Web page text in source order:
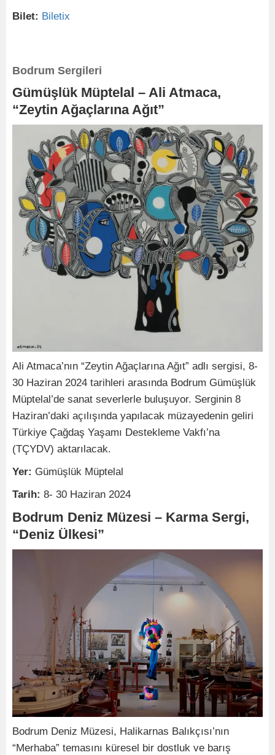
Bilet: Biletix
Bodrum Sergileri
Gümüşlük Müptelal – Ali Atmaca,
“Zeytin Ağaçlarına Ağıt”
Ali Atmaca’nın “Zeytin Ağaçlarına Ağıt” adlı sergisi, 8-
30 Haziran 2024 tarihleri arasında Bodrum Gümüşlük
Müptelal’de sanat severlerle buluşuyor. Serginin 8
Haziran’daki açılışında yapılacak müzayedenin geliri
Türkiye Çağdaş Yaşamı Destekleme Vakfı’na
(TÇYDV) aktarılacak.
Yer: Gümüşlük Müptelal
Tarih: 8- 30 Haziran 2024
Bodrum Deniz Müzesi – Karma Sergi,
“Deniz Ülkesi”
Bodrum Deniz Müzesi, Halikarnas Balıkçısı’nın
“Merhaba” temasını küresel bir dostluk ve barış